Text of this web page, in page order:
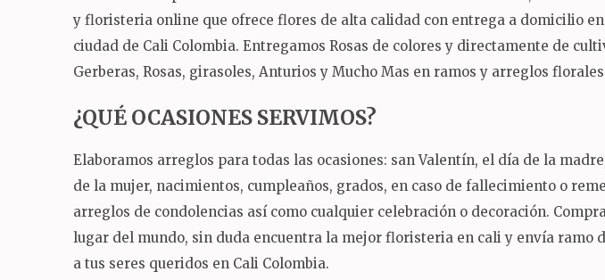
y floristeria online que ofrece flores de alta calidad con entrega a domicilio
ciudad de Cali Colombia. Entregamos Rosas de colores y directamente de
Gerberas, Rosas, girasoles, Anturios y Mucho Mas en ramos y arreglos
¿QUÉ OCASIONES SERVIMOS?
Elaboramos arreglos para todas las ocasiones: san Valentín, el día de la
de la mujer, nacimientos, cumpleaños, grados, en caso de fallecimiento o
arreglos de condolencias así como cualquier celebración o decoración.
lugar del mundo, sin duda encuentra la mejor floristeria en cali y envía ramo
a tus seres queridos en Cali Colombia.